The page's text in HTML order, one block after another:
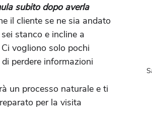
subito dopo averla
il cliente se ne sia andato
stanco e incline a
vogliono solo pochi
perdere informazioni
un processo naturale e ti
per la visita